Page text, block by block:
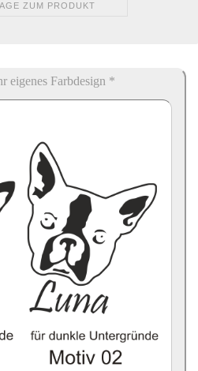
ZUM PRODUKT
eigenes Farbdesign *